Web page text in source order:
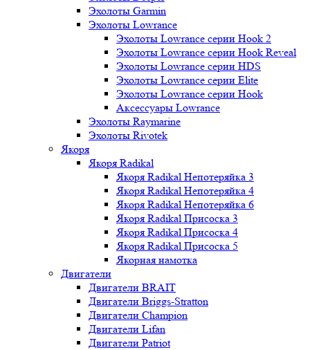
Эхолоты Garmin
Эхолоты Lowrance
Эхолоты Lowrance серии Hook 2
Эхолоты Lowrance серии Hook Reveal
Эхолоты Lowrance серии HDS
Эхолоты Lowrance серии Elite
Эхолоты Lowrance серии Hook
Аксессуары Lowrance
Эхолоты Raymarine
Эхолоты Rivotek
Якоря
Якоря Radikal
Якоря Radikal Непотеряйка 3
Якоря Radikal Непотеряйка 4
Якоря Radikal Непотеряйка 6
Якоря Radikal Присоска 3
Якоря Radikal Присоска 4
Якоря Radikal Присоска 5
Якорная намотка
Двигатели
Двигатели BRAIT
Двигатели Briggs-Stratton
Двигатели Champion
Двигатели Lifan
Двигатели Patriot